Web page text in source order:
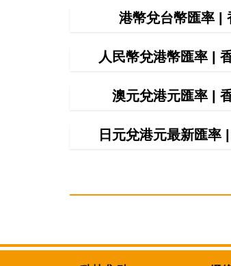
港幣兌台幣匯率 |
人民幣兌港幣匯率 |
澳元兌港元匯率 |
日元兌港元最新匯率